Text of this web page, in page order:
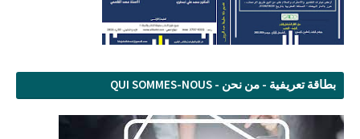
بطاقة تعريفية - من نحن - QUI SOMMES-NOUS